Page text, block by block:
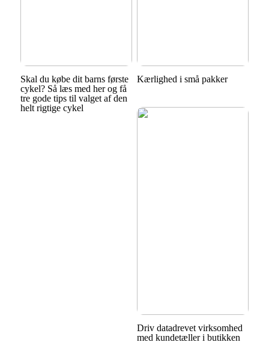
Skal du købe dit barns første
cykel? Så læs med her og få
tre gode tips til valget af den
helt rigtige cykel
Kærlighed i små pakker
Driv datadrevet virksomhed
med kundetæller i butikken